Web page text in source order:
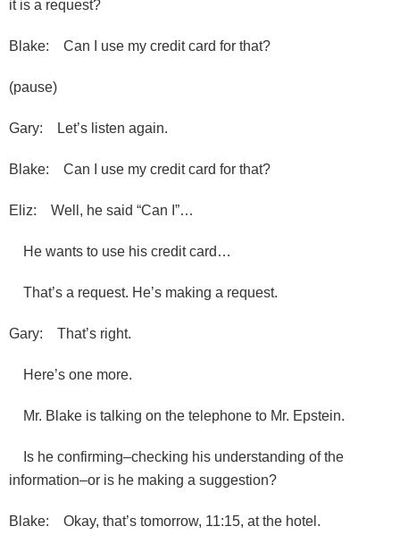
it is a request?
Blake: Can I use my credit card for that?
(pause)
Gary: Let’s listen again.
Blake: Can I use my credit card for that?
Eliz: Well, he said “Can I”…
He wants to use his credit card…
That’s a request. He’s making a request.
Gary: That’s right.
Here’s one more.
Mr. Blake is talking on the telephone to Mr. Epstein.
Is he confirming–checking his understanding of the
information–or is he making a suggestion?
Blake: Okay, that’s tomorrow, 11:15, at the hotel.